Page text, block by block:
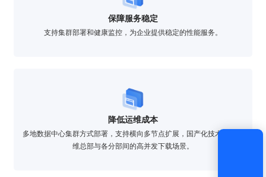
保障服务稳定
支持集群部署和健康监控，为企业提供稳定的性能服务。
降低运维成本
多地数据中心集群方式部署，支持横向多节点扩展，国产化技术支撑运
维总部与各分部间的高并发下载场景。
获取验证码